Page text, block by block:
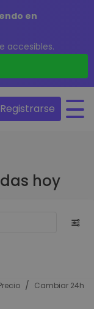
en
accesibles.
Registrarse
hoy
/ Cambiar 24h